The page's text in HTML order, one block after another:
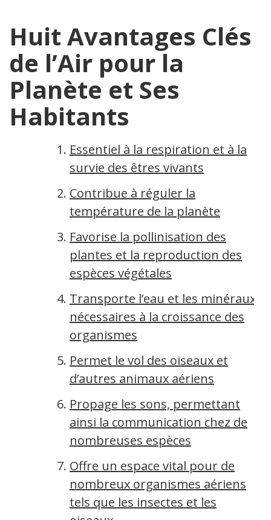
Huit Avantages Clés
de l’Air pour la
Planète et Ses
Habitants
Essentiel à la respiration et à la
survie des êtres vivants
Contribue à réguler la
température de la planète
Favorise la pollinisation des
plantes et la reproduction des
espèces végétales
Transporte l’eau et les minéraux
nécessaires à la croissance des
organismes
Permet le vol des oiseaux et
d’autres animaux aériens
Propage les sons, permettant
ainsi la communication chez de
nombreuses espèces
Offre un espace vital pour de
nombreux organismes aériens
tels que les insectes et les